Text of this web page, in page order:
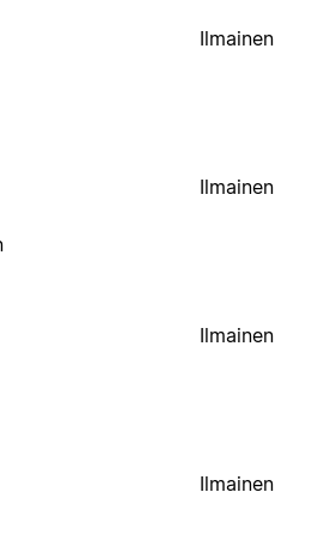
Ilmainen
Ilmainen
Ilmainen
Ilmainen